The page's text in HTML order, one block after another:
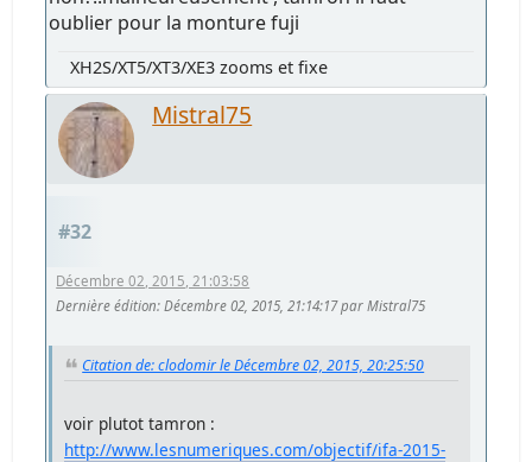
oublier pour la monture fuji
XH2S/XT5/XT3/XE3 zooms et fixe
Mistral75
#32
Décembre 02, 2015, 21:03:58
Dernière édition: Décembre 02, 2015, 21:14:17 par Mistral75
Citation de: clodomir le Décembre 02, 2015, 20:25:50
voir plutot tamron :
http://www.lesnumeriques.com/objectif/ifa-2015-